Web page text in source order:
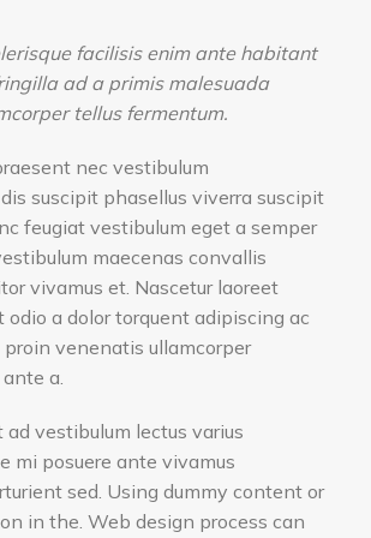
facilisis enim ante habitant
ad a primis malesuada
tellus fermentum.
nec vestibulum
suscipit phasellus viverra suscipit
feugiat vestibulum eget a semper
maecenas convallis
vivamus et. Nascetur laoreet
odio a dolor torquent adipiscing ac
venenatis ullamcorper
a.
vestibulum lectus varius
mi posuere ante vivamus
sed. Using dummy content or
in the. Web design process can